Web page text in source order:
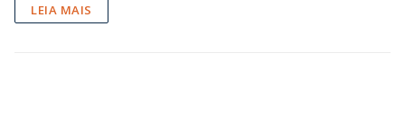
LEIA MAIS